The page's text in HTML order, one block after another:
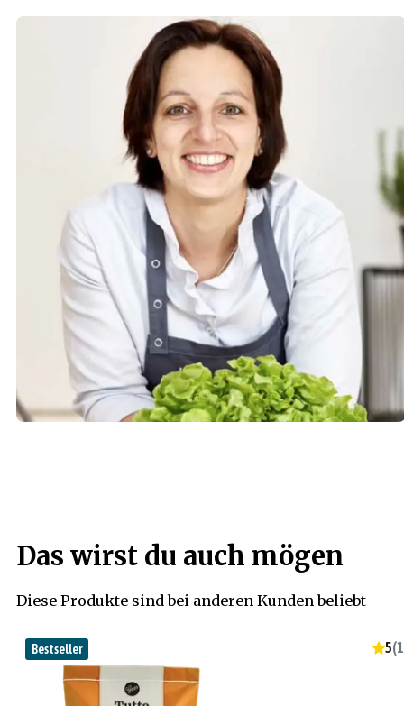
Das wirst du auch mögen
Diese Produkte sind bei anderen Kunden beliebt
Bestseller 5(